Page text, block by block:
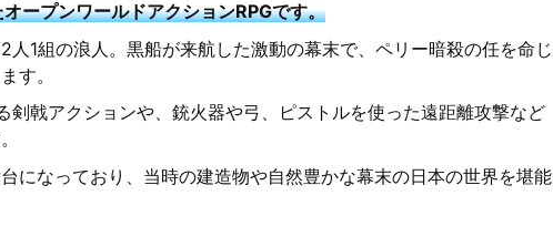
ープンワールドアクションRPGです。
人1組の浪人。黒船が来航した激動の幕末で、ペリー暗殺の任を命じ
す。
剣戟アクションや、銃火器や弓、ピストルを使った遠距離攻撃など
になっており、当時の建造物や自然豊かな幕末の日本の世界を堪能